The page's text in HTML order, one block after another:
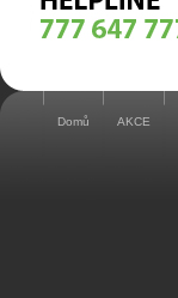
Domů AKCE